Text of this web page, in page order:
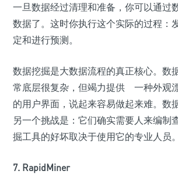
一旦数据经过清理和准备，你可以通过
数据了。这时你执行这个实际的过程：
定和进行预测。
数据挖掘是大数据流程的真正核心。数
常底层很复杂，但竭力提供 一种外观
的用户界面，说起来容易做起来难。数
另一个挑战是：它们确实需要人来编制
掘工具的好坏取决于使用它的专业人员。
7. RapidMiner